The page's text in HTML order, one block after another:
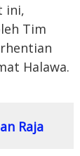
ini,
Tim
Halawa.
Raja